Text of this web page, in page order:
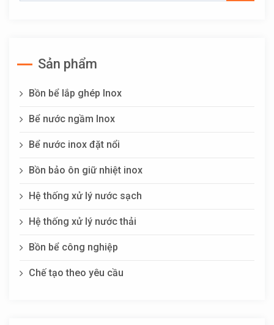
Sản phẩm
Bồn bể lắp ghép Inox
Bể nước ngầm Inox
Bể nước inox đặt nổi
Bồn bảo ôn giữ nhiệt inox
Hệ thống xử lý nước sạch
Hệ thống xử lý nước thải
Bồn bể công nghiệp
Chế tạo theo yêu cầu